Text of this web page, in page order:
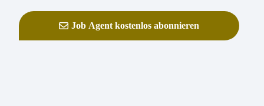
Job Agent kostenlos abonnieren